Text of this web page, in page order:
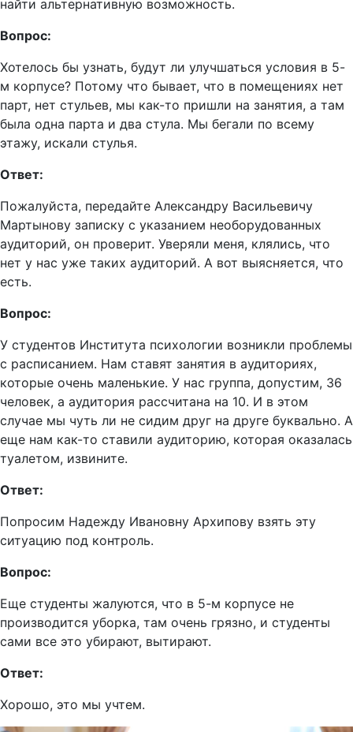
найти альтернативную возможность.
Вопрос:
Хотелось бы узнать, будут ли улучшаться условия в 5-
м корпусе? Потому что бывает, что в помещениях нет
парт, нет стульев, мы как-то пришли на занятия, а там
была одна парта и два стула. Мы бегали по всему
этажу, искали стулья.
Ответ:
Пожалуйста, передайте Александру Васильевичу
Мартынову записку с указанием необорудованных
аудиторий, он проверит. Уверяли меня, клялись, что
нет у нас уже таких аудиторий. А вот выясняется, что
есть.
Вопрос:
У студентов Института психологии возникли проблемы
с расписанием. Нам ставят занятия в аудиториях,
которые очень маленькие. У нас группа, допустим, 36
человек, а аудитория рассчитана на 10. И в этом
случае мы чуть ли не сидим друг на друге буквально. А
еще нам как-то ставили аудиторию, которая оказалась
туалетом, извините.
Ответ:
Попросим Надежду Ивановну Архипову взять эту
ситуацию под контроль.
Вопрос:
Еще студенты жалуются, что в 5-м корпусе не
производится уборка, там очень грязно, и студенты
сами все это убирают, вытирают.
Ответ:
Хорошо, это мы учтем.